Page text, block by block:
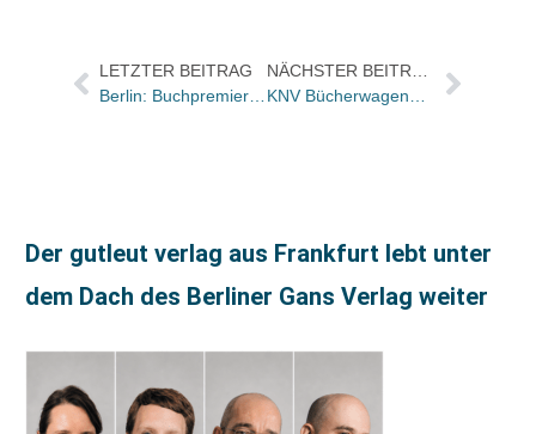
LETZTER BEITRAG
Berlin: Buchpremiere für Emmanuel Macron-Biographie
Der gutleut verlag aus Frankfurt lebt unter
dem Dach des Berliner Gans Verlag weiter